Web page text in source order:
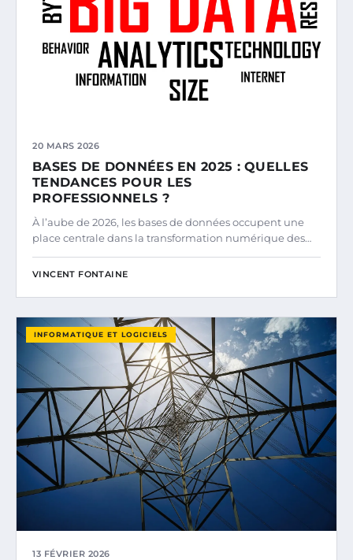
20 MARS 2026
BASES DE DONNÉES EN 2025 : QUELLES
TENDANCES POUR LES
PROFESSIONNELS ?
À l’aube de 2026, les bases de données occupent une
place centrale dans la transformation numérique des…
VINCENT FONTAINE
INFORMATIQUE ET LOGICIELS
13 FÉVRIER 2026